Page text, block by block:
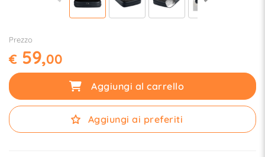
Prezzo
€ 59,00
Aggiungi al carrello
Aggiungi ai preferiti